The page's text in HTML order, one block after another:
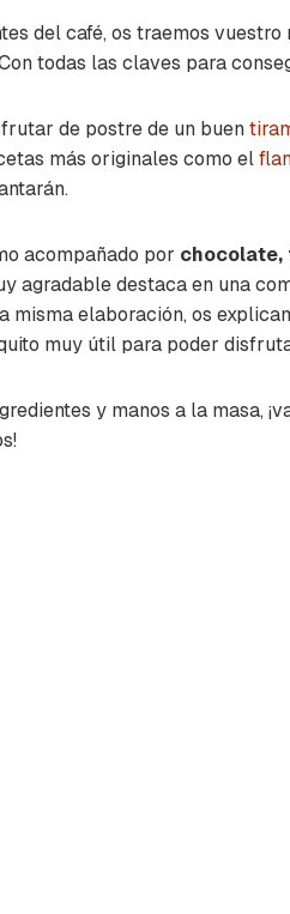
del café, os traemos vuestro
todas las claves para
de postre de un buen
más originales como el
acompañado por chocolate,
agradable destaca en una
misma elaboración, os
muy útil para poder
y manos a la masa,